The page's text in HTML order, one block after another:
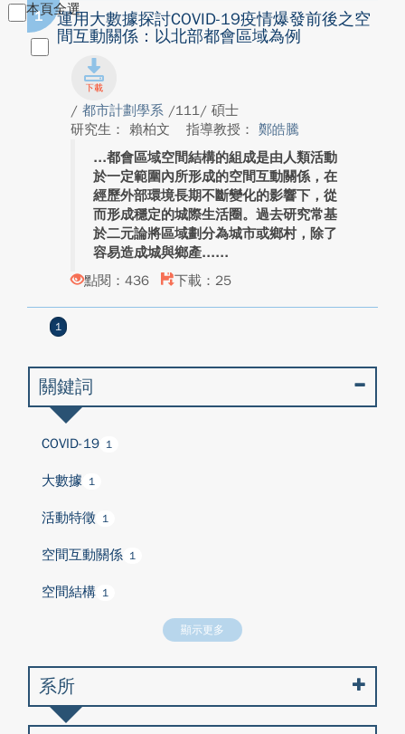
本頁全選
1
運用大數據探討COVID-19疫情爆發前後之空
間互動關係：以北部都會區域為例
/ 都市計劃學系 /111/ 碩士
研究生： 賴柏文
指導教授： 鄭皓騰
都會區域空間結構的組成是由人類活動
於一定範圍內所形成的空間互動關係，在
經歷外部環境長期不斷變化的影響下，從
而形成穩定的城際生活圈。過去研究常基
於二元論將區域劃分為城市或鄉村，除了
容易造成城與鄉產...
點閱：436
下載：25
1
關鍵詞
COVID-19 1
大數據 1
活動特徵 1
空間互動關係 1
空間結構 1
顯示更多
系所